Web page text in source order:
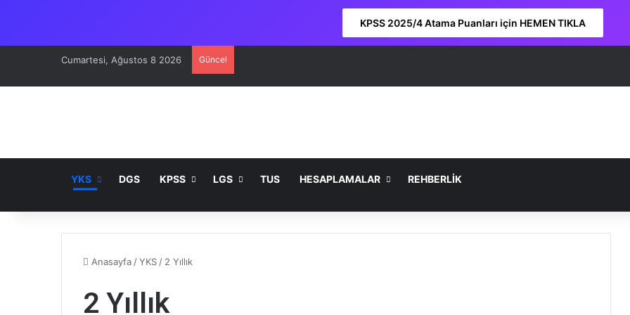
KPSS 2025/4 Atama Puanları için HEMEN TIKLA
Cumartesi, Ağustos 8 2026 Güncel
YKS DGS KPSS LGS TUS HESAPLAMALAR REHBERLİK
Anasayfa /YKS / 2 Yıllık
2 Yıllık